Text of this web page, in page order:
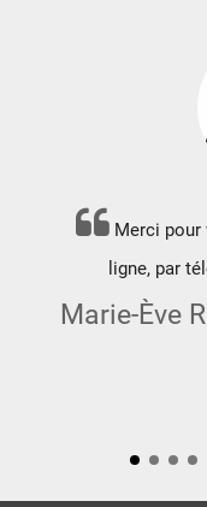
Merci pour
ligne, par
Marie-Ève